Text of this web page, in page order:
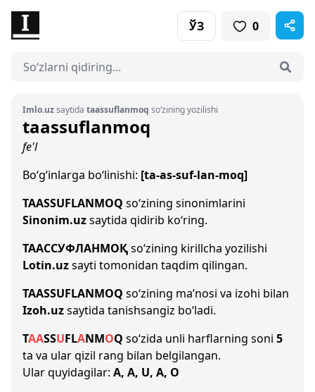
ЎЗ 0
Imlo.uzsaytida taassuflanmoq so‘zining yozilishi
taassuflanmoq
fe'l
Bo‘g‘inlarga bo‘linishi: [ta-as-suf-lan-moq]
TAASSUFLANMOQ so‘zining sinonimlarini
Sinonim.uzsaytida qidirib ko‘ring.
ТААССУФЛАНМОҚso‘zining kirillcha yozilishi
Lotin.uzsayti tomonidan taqdim qilingan.
TAASSUFLANMOQ so‘zining ma’nosi va izohi bilan
Izoh.uzsaytida tanishsangiz bo‘ladi.
TAASSUFLANMOQ so‘zida unli harflarning soni 5
ta va ular qizil rang bilan belgilangan.
Ular quyidagilar: A, A, U, A, O